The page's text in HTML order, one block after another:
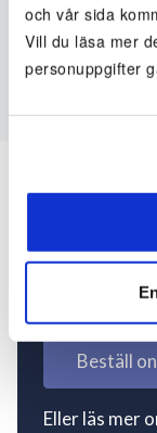
och vår sida
Vill du läsa mer
personuppgifter
Inte
Beställ
Eller läs mer